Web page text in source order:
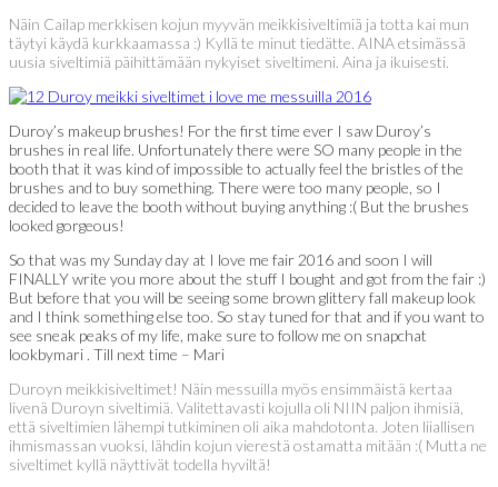
Näin Cailap merkkisen kojun myyvän meikkisiveltimiä ja totta kai mun
täytyi käydä kurkkaamassa :) Kyllä te minut tiedätte. AINA etsimässä
uusia siveltimiä päihittämään nykyiset siveltimeni. Aina ja ikuisesti.
Duroy’s makeup brushes! For the first time ever I saw Duroy’s
brushes in real life. Unfortunately there were SO many people in the
booth that it was kind of impossible to actually feel the bristles of the
brushes and to buy something. There were too many people, so I
decided to leave the booth without buying anything :( But the brushes
looked gorgeous!
So that was my Sunday day at I love me fair 2016 and soon I will
FINALLY write you more about the stuff I bought and got from the fair :)
But before that you will be seeing some brown glittery fall makeup look
and I think something else too. So stay tuned for that and if you want to
see sneak peaks of my life, make sure to follow me on snapchat
lookbymari . Till next time – Mari
Duroyn meikkisiveltimet! Näin messuilla myös ensimmäistä kertaa
livenä Duroyn siveltimiä. Valitettavasti kojulla oli NIIN paljon ihmisiä,
että siveltimien lähempi tutkiminen oli aika mahdotonta. Joten liiallisen
ihmismassan vuoksi, lähdin kojun vierestä ostamatta mitään :( Mutta ne
siveltimet kyllä näyttivät todella hyviltä!